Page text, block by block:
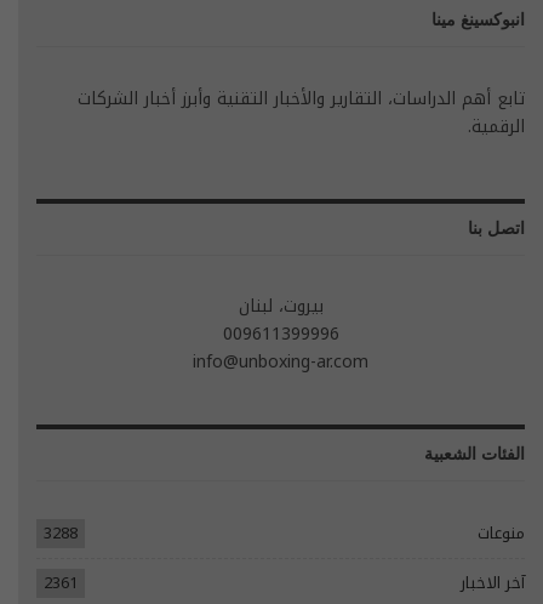
انبوكسينغ مينا
تابع أهم الدراسات، التقارير والأخبار التقنية وأبرز أخبار الشركات
الرقمية.
اتصل بنا
بيروت، لبنان
009611399996
info@unboxing-ar.com
الفئات الشعبية
منوعات
3288
آخر الاخبار
2361